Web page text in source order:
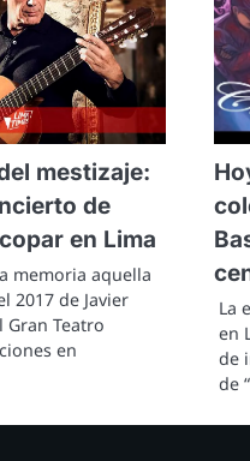
mestizaje:
de
en Lima
memoria aquella
2017 de Javier
Gran Teatro
en
La
en
de
de